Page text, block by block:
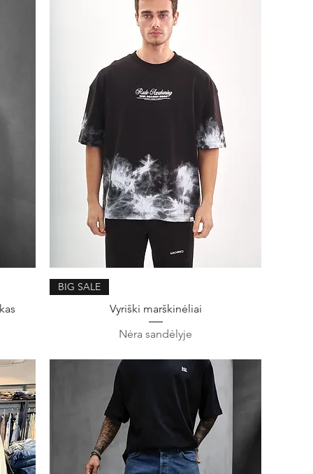
BIG SALE
Vyriški marškinėliai
Nėra sandėlyje